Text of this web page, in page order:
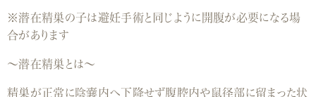
※潜在精巣の子は避妊手術と同じように開腹が必要になる場
合があります
～潜在精巣とは～
精巣が正常に陰嚢内へ下降せず腹腔内や鼠径部に留まった状